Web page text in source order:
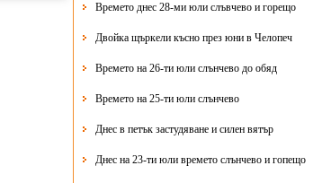
Времето днес 28-ми юли слъвчево и горещо
Двойка щъркели късно през юни в Челопеч
Времето на 26-ти юли слънчево до обяд
Времето на 25-ти юли слънчево
Днес в петък застудяване и силен вятър
Днес на 23-ти юли времето слънчево и гопещо